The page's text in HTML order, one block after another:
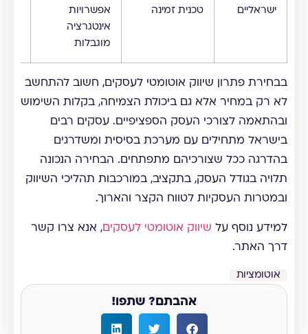
ישראליים
טכנית זמינה
אפשרויות
אינטגרציה
מוגבלות
בבחירת פתרון שיווק אוטומטי לעסקים, חשוב להתחשב
לא רק במחיר אלא גם ביכולת הצמיחה, בקלות השימוש
ובהתאמה לצורכי העסק הספציפיים. עסקים רבים
בישראל מתחילים עם מערכת בסיסית ומשדרגים
בהדרגה ככל שצורכיהם מתפתחים. הבחירה הנכונה
תלויה בגודל העסק, בתקציב, במורכבות תהליכי השיווק
ובמטרות העסקיות לטווח הקצר והארוך.
למידע נוסף על שיווק אוטומטי לעסקים, אנא צרו קשר
דרך האתר.
אוטומציות
אהבתם? שתפו!